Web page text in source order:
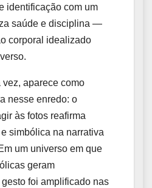
identificação com um
saúde e disciplina —
corporal idealizado
aparece como
nesse enredo: o
às fotos reafirma
simbólica na narrativa
um universo em que
geram
foi amplificado nas